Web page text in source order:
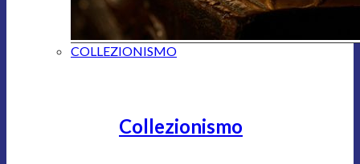
COLLEZIONISMO
Collezionismo